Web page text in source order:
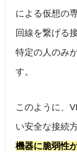
による仮想の
回線を繋げる
特定の人のみ
す。
このように、
い安全な接続
機器に脆弱性